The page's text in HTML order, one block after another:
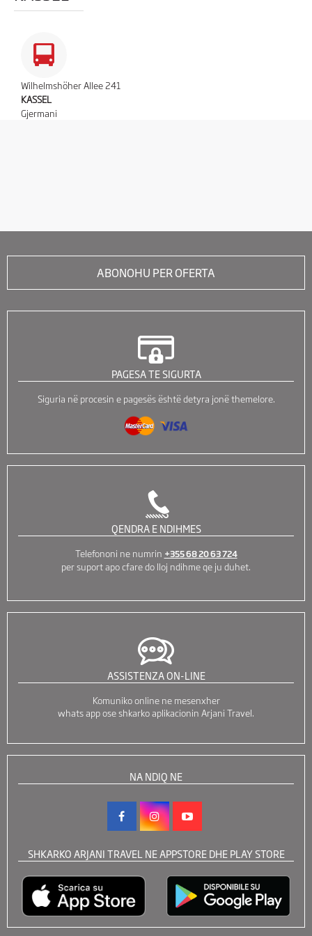
Wilhelmshöher Allee 241
KASSEL
Gjermani
ABONOHU PER OFERTA
PAGESA TE SIGURTA
Siguria në procesin e pagesës është detyra jonë themelore.
QENDRA E NDIHMES
Telefononi ne numrin +355 68 20 63 724
per suport apo cfare do lloj ndihme qe ju duhet.
ASSISTENZA ON-LINE
Komuniko online ne mesenxher
whats app ose shkarko aplikacionin Arjani Travel.
NA NDIQ NE
SHKARKO ARJANI TRAVEL NE APPSTORE DHE PLAY STORE